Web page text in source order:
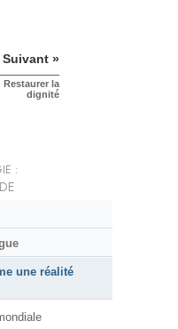
Suivant »
Restaurer la
dignité
:
une réalité